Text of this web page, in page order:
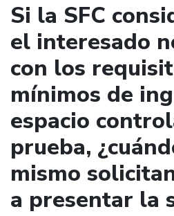
Si la SFC
el interesado
con los
mínimos de
espacio
prueba,
mismo
a presentar la